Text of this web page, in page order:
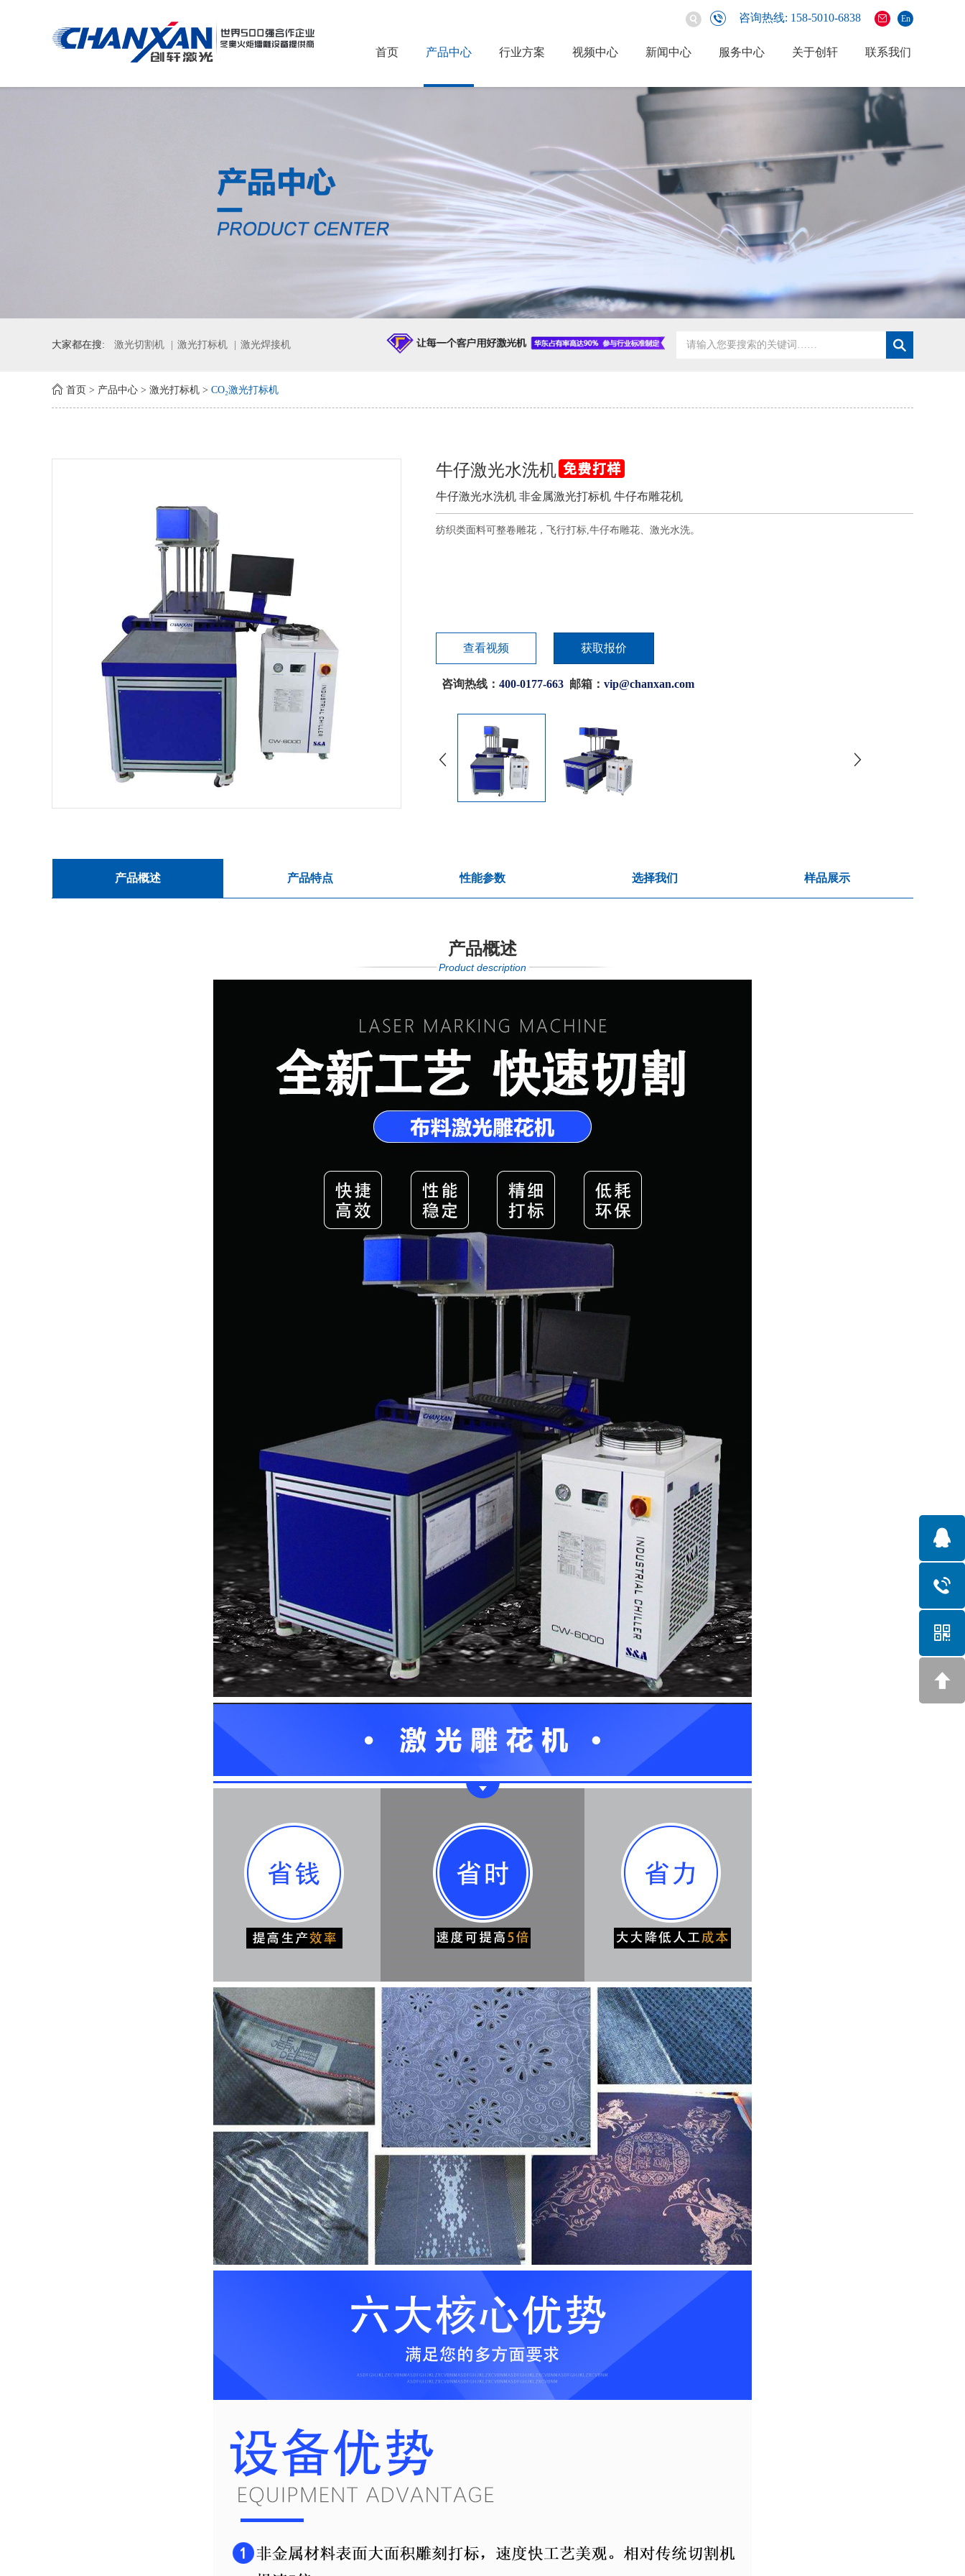
En
咨询热线: 158-5010-6838
首页 产品中心 行业方案 视频中心 新闻中心 服务中心 关于创轩 联系我们
大家都在搜: 激光切割机 激光打标机 激光焊接机
首页 > 产品中心 > 激光打标机 > CO₂激光打标机
牛仔激光水洗机
牛仔激光水洗机 非金属激光打标机 牛仔布雕花机
纺织类面料可整卷雕花，飞行打标,牛仔布雕花、激光水洗。
查看视频 获取报价
咨询热线： 400-0177-663 邮箱： vip@chanxan.com
产品概述 产品特点 性能参数 选择我们 样品展示
产品概述
Product description